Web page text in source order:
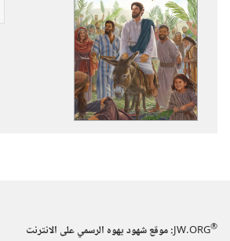
JW.ORG®
:‏ موقع شهود يهوه الرسمي على الانترنت